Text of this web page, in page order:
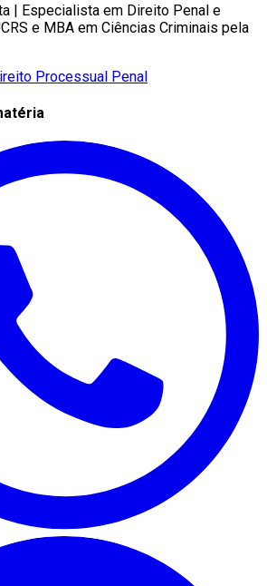
| Especialista em Direito Penal e
e MBA em Ciências Criminais pela
Processual Penal